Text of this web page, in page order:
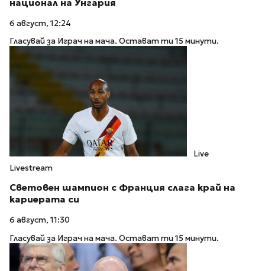
национал на Унгария
6 август, 12:24
Гласувай за Играч на мача. Остават ти 15 минути.
Live
Livestream
Световен шампион с Франция слага край на
кариерата си
6 август, 11:30
Гласувай за Играч на мача. Остават ти 15 минути.